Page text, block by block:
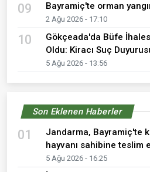
09 Bayramiç'te orman
2 Ağu 2026 - 17:10
10
Gökçeada'da Büfe
Oldu: Kiracı Suç
5 Ağu 2026 - 13:56
Son Eklenen Haberler
01
Jandarma, Bayramiç'te
hayvanı sahibine teslim
5 Ağu 2026 - 16:25